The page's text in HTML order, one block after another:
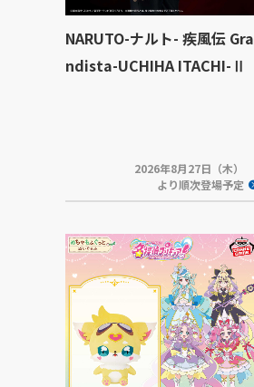
NARUTO-ナルト- 疾風伝 Gra
ndista-UCHIHA ITACHI-Ⅱ
2026年8月27日（木）
より順次登場予定